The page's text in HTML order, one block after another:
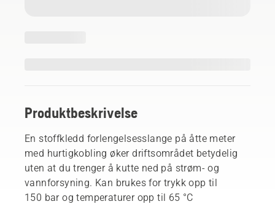
Produktbeskrivelse
En stoffkledd forlengelsesslange på åtte meter
med hurtigkobling øker driftsområdet betydelig
uten at du trenger å kutte ned på strøm- og
vannforsyning. Kan brukes for trykk opp til
150 bar og temperaturer opp til 65 °C